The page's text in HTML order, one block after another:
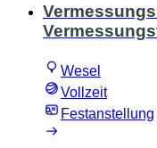
Wesel
Vollzeit
Festanstellung